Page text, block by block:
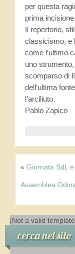
per questa
prima
Il repertorio,
classicismo, e
come l’ultimo
uno
scomparso di
dell’ultima
l’arciliuto.
Pablo Zapico
« Giornata SdL
Assemblea
[Not a valid
cerca nel sito